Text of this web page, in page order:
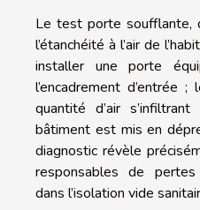
Le test porte soufflante,
l’étanchéité à l’air de
installer une porte
l’encadrement d’entrée
quantité d’air
bâtiment est mis en
diagnostic révèle
responsables de pertes
dans l’isolation vide